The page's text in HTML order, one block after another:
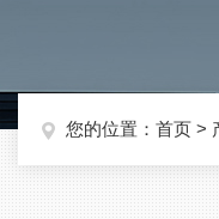
您的位置： 首页 >